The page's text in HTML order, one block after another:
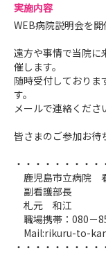
実施内容
WEB病院説明会を開
遠方や事情で当院に
催します。
随時受付しておりま
す。
メールで連絡くださ
皆さまのご参加お待
・・・・・・・・・
鹿児島市立病院
副看護部長
札元 和江
職場携帯：080－
Mail:rikuru-to-
・・・・・・・・・